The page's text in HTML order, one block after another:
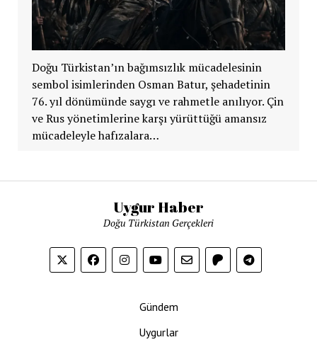
Doğu Türkistan’ın bağımsızlık mücadelesinin
sembol isimlerinden Osman Batur, şehadetinin
76. yıl dönümünde saygı ve rahmetle anılıyor. Çin
ve Rus yönetimlerine karşı yürüttüğü amansız
mücadeleyle hafızalara…
Uygur Haber
Doğu Türkistan Gerçekleri
Gündem
Uygurlar